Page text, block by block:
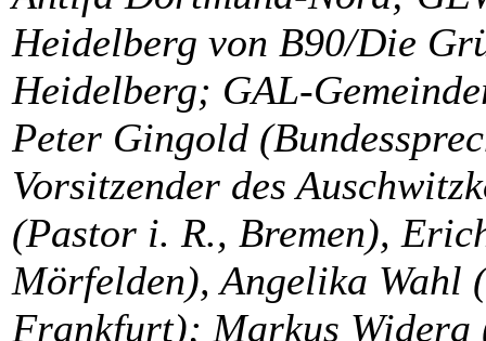
Heidelberg von B90/Die
Heidelberg; GAL-
Peter Gingold
Vorsitzender des
(Pastor i. R., Bremen),
Mörfelden), Angelika Wahl
Frankfurt); Markus Widera